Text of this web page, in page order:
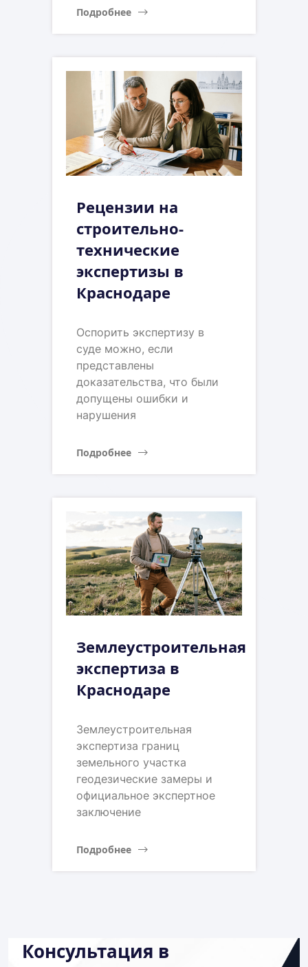
Подробнее
Рецензии на
строительно-
технические
экспертизы в
Краснодаре
Оспорить экспертизу в
суде можно, если
представлены
доказательства, что были
допущены ошибки и
нарушения
Подробнее
Землеустроительная
экспертиза в
Краснодаре
Землеустроительная
экспертиза границ
земельного участка
геодезические замеры и
официальное экспертное
заключение
Подробнее
Консультация в